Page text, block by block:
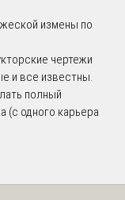
измены по
чертежи
и все известны.
полный
(с одного карьера